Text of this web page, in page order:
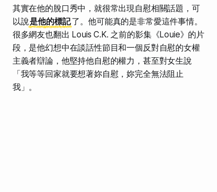
其實在他的脫口秀中，就很常出現自慰相關話題，可
以說是他的標記了。他可能真的是非常愛這件事情。
很多網友也翻出 Louis C.K. 之前的影集《Louie》的片
段，是他幻想中在談話性節目和一個反對自慰的女權
主義者辯論，他堅持他自慰的權力，甚至對女生說
「我等等回家就要想著妳自慰，妳完全無法阻止
我」。